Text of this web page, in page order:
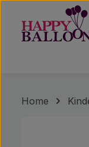
Hauptinhalt
Zur Suche springen
Zur
Home